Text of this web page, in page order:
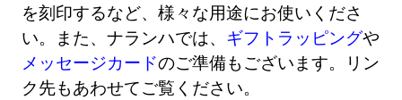
を刻印するなど、様々な用途にお使いくださ
い。また、ナランハでは、 ギフトラッピングや
メッセージカードのご準備もございます。リン
ク先もあわせてご覧ください。